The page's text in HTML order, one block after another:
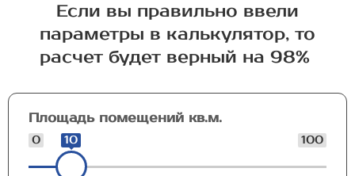
Если вы правильно ввели
параметры в калькулятор, то
расчет будет верный на 98%
Площадь помещений кв.м.
0 100
10